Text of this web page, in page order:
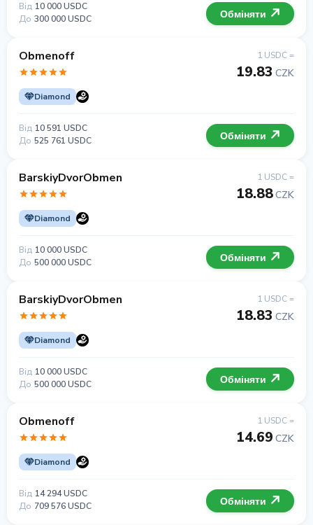
Від 10 000 USDC
До 300 000 USDC Обміняти
Obmenoff
Diamond
1 USDC =
19.83 CZK
Від 10 591 USDC
До 525 761 USDC Обміняти
BarskiyDvorObmen
Diamond
1 USDC =
18.88CZK
Від 10 000 USDC
До 500 000 USDC Обміняти
BarskiyDvorObmen
Diamond
1 USDC =
18.83 CZK
Від 10 000 USDC
До 500 000 USDC Обміняти
Obmenoff
Diamond
1 USDC =
14.69 CZK
Від 14 294 USDC
До 709 576 USDC Обміняти